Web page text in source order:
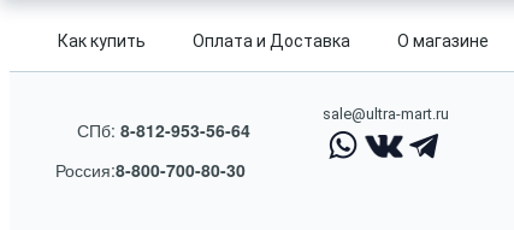
Как купить Оплата и Доставка О магазине
СПб: 8-812-953-56-64
Россия:8-800-700-80-30
sale@ultra-mart.ru